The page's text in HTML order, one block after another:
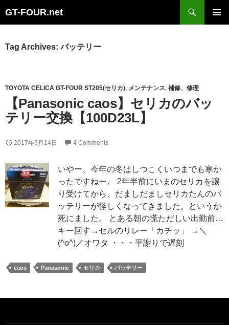
GT-FOUR.net
content
Tag Archives: バッテリー
TOYOTA CELICA GT-FOUR ST205(セリカ), メンテナンス, 補修、修理
【Panasonic caos】セリカのバッ
テリー交換【100D23L】
2017年3月14日 4 Comments
いやー、今年の冬はしつこくいつまでも寒か
ったですねー。 2年半前にいまのセリカを譲
り受けてから、だましだましセリカたんのバ
ッテリーが怪しくなってきました。というか
死にました。 とある朝の慌ただしい出勤前…
キー回す→セルのリレー「カチッ」 →＼
(^o^)／オワタ ・・・平謝りで遅刻
caos Panasonic セリカ バッテリー